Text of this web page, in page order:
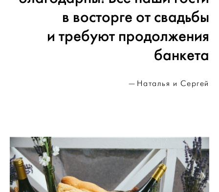
в восторге от свадьбы
и требуют продолжения
банкета
Наталья и Сергей